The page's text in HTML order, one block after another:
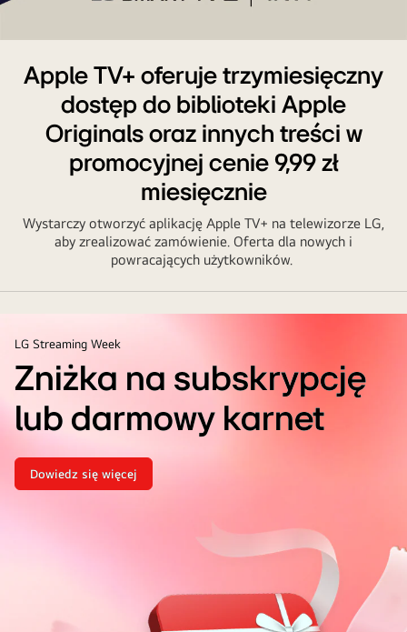
Apple TV+ oferuje trzymiesięczny
dostęp do biblioteki Apple
Originals oraz innych treści w
promocyjnej cenie 9,99 zł
miesięcznie
Wystarczy otworzyć aplikację Apple TV+ na telewizorze LG,
aby zrealizować zamówienie. Oferta dla nowych i
powracających użytkowników.
LG Streaming Week
Zniżka na subskrypcję
lub darmowy karnet
Zniżka
na
Dowiedz się więcej